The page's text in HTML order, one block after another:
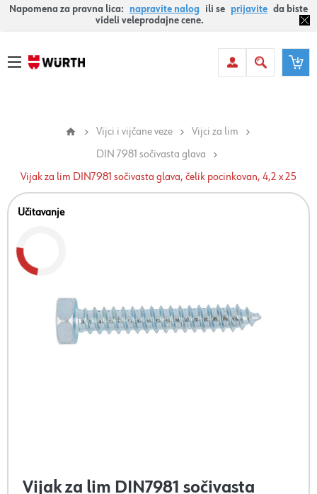
Napomena za pravna lica: napravite nalog ili se prijavite da biste
videli veleprodajne cene.
Vijci i vijčane veze
Vijci za lim
DIN 7981 sočivasta glava
Vijak za lim DIN7981 sočivasta glava, čelik pocinkovan, 4,2 x 25
Učitavanje
Vijak za lim DIN7981 sočivasta